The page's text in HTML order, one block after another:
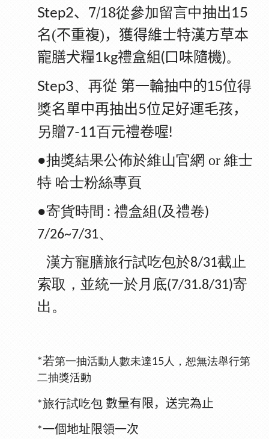
Step2、 7/18從參加留言中抽出15
名(不重複)，獲得維士特漢方草本
寵膳犬糧1kg禮盒組 (口味隨機)。
Step3、 再從 第一輪抽中的15位得
獎名單中再抽出5位足好運毛孩，
另贈7-11百元禮卷喔!
●抽獎結果公佈於維山官網 or 維士
特 哈士粉絲專頁
●寄貨時間 : 禮盒組(及禮卷)
7/26~7/31、
漢方寵膳旅行試吃包於8/31截止
索取，並統一於月底(7/31.8/31)寄
出。
*若第一抽活動人數未達15人，恕無法舉行第
二抽獎活動
*旅行試吃包 數量有限，送完為止
*一個地址限領一次